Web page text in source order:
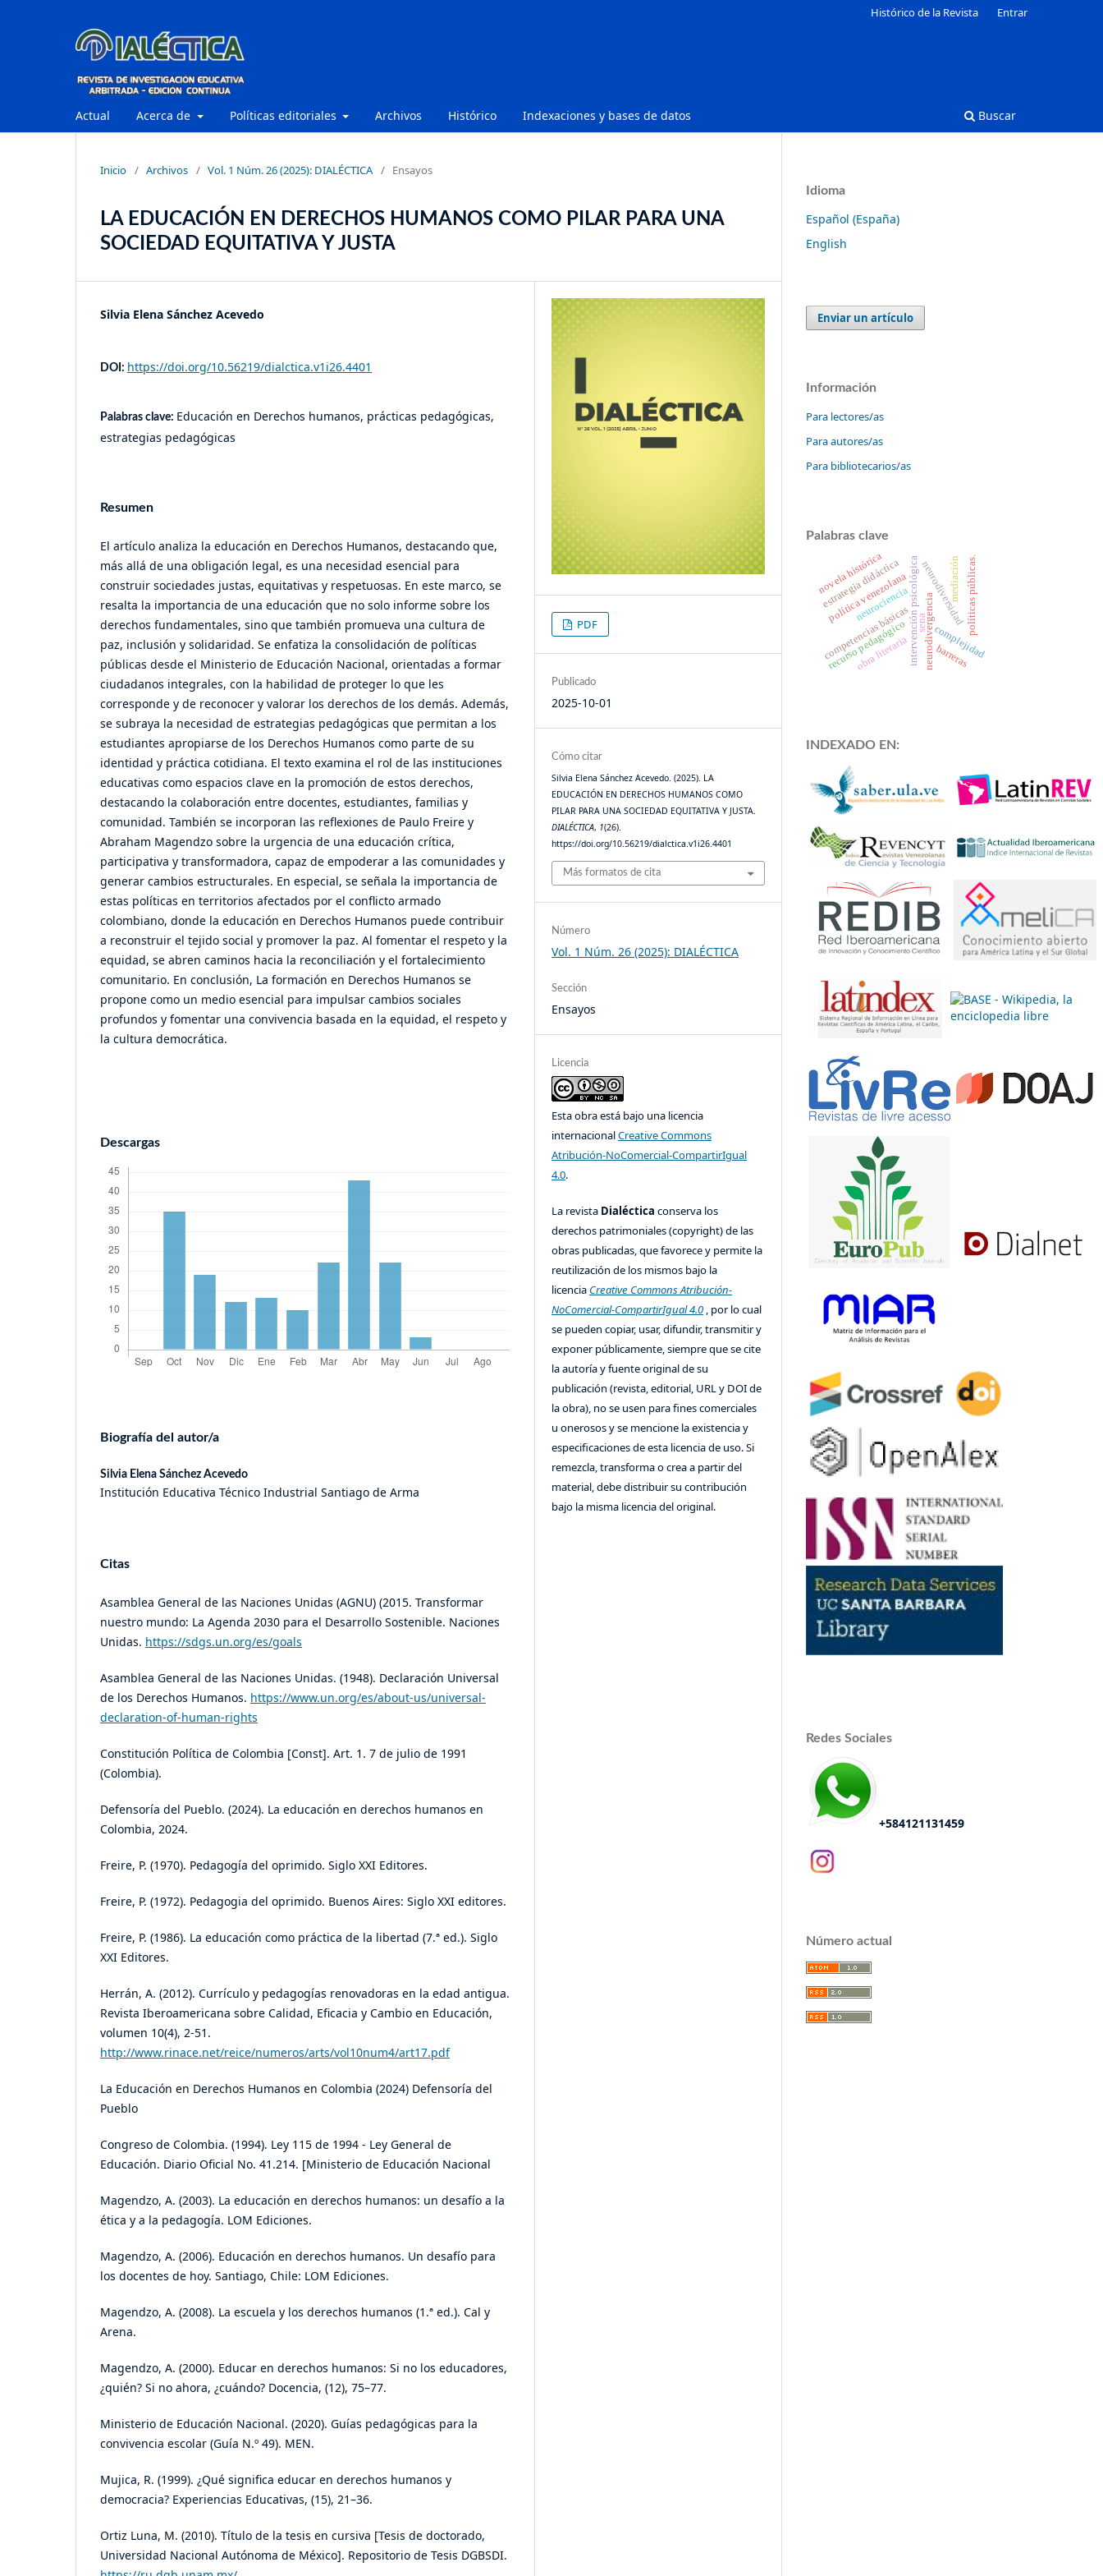
Actual Acerca de Políticas editoriales Archivos Histórico Indexaciones y bases de datos Buscar
Histórico de la Revista Entrar
Inicio / Archivos / Vol. 1 Núm. 26 (2025): DIALÉCTICA / Ensayos
LA EDUCACIÓN EN DERECHOS HUMANOS COMO PILAR PARA UNA
SOCIEDAD EQUITATIVA Y JUSTA
Silvia Elena Sánchez Acevedo
DOI: https://doi.org/10.56219/dialctica.v1i26.4401
Palabras clave: Educación en Derechos humanos, prácticas pedagógicas,
estrategias pedagógicas
Resumen
El artículo analiza la educación en Derechos Humanos, destacando que,
más allá de una obligación legal, es una necesidad esencial para
construir sociedades justas, equitativas y respetuosas. En este marco, se
resalta la importancia de una educación que no solo informe sobre los
derechos fundamentales, sino que también promueva una cultura de
paz, inclusión y solidaridad. Se enfatiza la consolidación de políticas
públicas desde el Ministerio de Educación Nacional, orientadas a formar
ciudadanos integrales, con la habilidad de proteger lo que les
corresponde y de reconocer y valorar los derechos de los demás. Además,
se subraya la necesidad de estrategias pedagógicas que permitan a los
estudiantes apropiarse de los Derechos Humanos como parte de su
identidad y práctica cotidiana. El texto examina el rol de las instituciones
educativas como espacios clave en la promoción de estos derechos,
destacando la colaboración entre docentes, estudiantes, familias y
comunidad. También se incorporan las reflexiones de Paulo Freire y
Abraham Magendzo sobre la urgencia de una educación crítica,
participativa y transformadora, capaz de empoderar a las comunidades y
generar cambios estructurales. En especial, se señala la importancia de
estas políticas en territorios afectados por el conflicto armado
colombiano, donde la educación en Derechos Humanos puede contribuir
a reconstruir el tejido social y promover la paz. Al fomentar el respeto y la
equidad, se abren caminos hacia la reconciliación y el fortalecimiento
comunitario. En conclusión, La formación en Derechos Humanos se
propone como un medio esencial para impulsar cambios sociales
profundos y fomentar una convivencia basada en la equidad, el respeto y
la cultura democrática.
Descargas
Biografía del autor/a
Silvia Elena Sánchez Acevedo
Institución Educativa Técnico Industrial Santiago de Arma
Citas
Asamblea General de las Naciones Unidas (AGNU) (2015. Transformar
nuestro mundo: La Agenda 2030 para el Desarrollo Sostenible. Naciones
Unidas. https://sdgs.un.org/es/goals
Asamblea General de las Naciones Unidas. (1948). Declaración Universal
de los Derechos Humanos. https://www.un.org/es/about-us/universal-
declaration-of-human-rights
Constitución Política de Colombia [Const]. Art. 1. 7 de julio de 1991
(Colombia).
Defensoría del Pueblo. (2024). La educación en derechos humanos en
Colombia, 2024.
Freire, P. (1970). Pedagogía del oprimido. Siglo XXI Editores.
Freire, P. (1972). Pedagogia del oprimido. Buenos Aires: Siglo XXI editores.
Freire, P. (1986). La educación como práctica de la libertad (7.ª ed.). Siglo
XXI Editores.
Herrán, A. (2012). Currículo y pedagogías renovadoras en la edad antigua.
Revista Iberoamericana sobre Calidad, Eficacia y Cambio en Educación,
volumen 10(4), 2-51.
http://www.rinace.net/reice/numeros/arts/vol10num4/art17.pdf
La Educación en Derechos Humanos en Colombia (2024) Defensoría del
Pueblo
Congreso de Colombia. (1994). Ley 115 de 1994 - Ley General de
Educación. Diario Oficial No. 41.214. [Ministerio de Educación Nacional
Magendzo, A. (2003). La educación en derechos humanos: un desafío a la
ética y a la pedagogía. LOM Ediciones.
Magendzo, A. (2006). Educación en derechos humanos. Un desafío para
los docentes de hoy. Santiago, Chile: LOM Ediciones.
Magendzo, A. (2008). La escuela y los derechos humanos (1.ª ed.). Cal y
Arena.
Magendzo, A. (2000). Educar en derechos humanos: Si no los educadores,
¿quién? Si no ahora, ¿cuándo? Docencia, (12), 75–77.
Ministerio de Educación Nacional. (2020). Guías pedagógicas para la
convivencia escolar (Guía N.º 49). MEN.
Mujica, R. (1999). ¿Qué significa educar en derechos humanos y
democracia? Experiencias Educativas, (15), 21–36.
Ortiz Luna, M. (2010). Título de la tesis en cursiva [Tesis de doctorado,
Universidad Nacional Autónoma de México]. Repositorio de Tesis DGBSDI.
PDF
Publicado
2025-10-01
Cómo citar
Silvia Elena Sánchez Acevedo. (2025). LA
EDUCACIÓN EN DERECHOS HUMANOS COMO
PILAR PARA UNA SOCIEDAD EQUITATIVA Y JUSTA.
DIALÉCTICA, 1(26).
https://doi.org/10.56219/dialctica.v1i26.4401
Más formatos de cita
Número
Vol. 1 Núm. 26 (2025): DIALÉCTICA
Sección
Ensayos
Licencia
Esta obra está bajo una licencia
internacionalCreative Commons
Atribución-NoComercial-CompartirIgual
4.0.
La revista Dialécticaconserva los
derechos patrimoniales (copyright) de las
obras publicadas, que favorece y permite la
reutilización de los mismos bajo la
licencia Creative Commons Atribución-
NoComercial-CompartirIgual 4.0 , por lo cual
se pueden copiar, usar, difundir, transmitir y
exponer públicamente, siempre que se cite
la autoría y fuente original de su
publicación (revista, editorial, URL y DOI de
la obra), no se usen para fines comerciales
u onerosos y se mencione la existencia y
especificaciones de esta licencia de uso. Si
remezcla, transforma o crea a partir del
material, debe distribuir su contribución
bajo la misma licencia del original.
Idioma
Español (España)
English
Enviar un artículo
Información
Para lectores/as
Para autores/as
Para bibliotecarios/as
Palabras clave
intervención psicológica
política venezolana neurodivergencia
neurodiversidad
competencias básicas
neurociencia
mediación
recurso pedagógico
estrategia didáctica
novela histórica
obra literaria complejidad
sena
barreras
políticas públicas.
INDEXADO EN:
Redes Sociales
+584121131459
Número actual